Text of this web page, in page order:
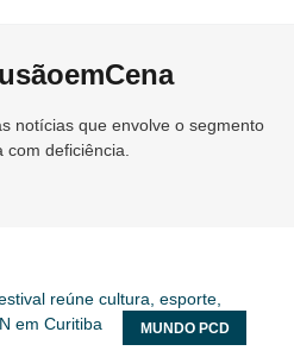
notícias que envolve o segmento
com deficiência.
MUNDO PCD